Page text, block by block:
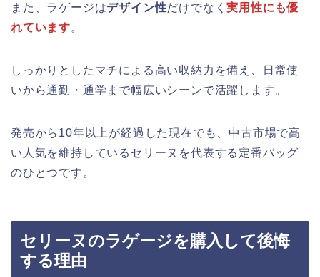
また、ラゲージはデザイン性だけでなく実用性にも優
れています。
しっかりとしたマチによる高い収納力を備え、日常使
いから通勤・通学まで幅広いシーンで活躍します。
発売から10年以上が経過した現在でも、中古市場で高
い人気を維持しているセリーヌを代表する定番バッグ
のひとつです。
セリーヌのラゲージを購入して後悔
する理由